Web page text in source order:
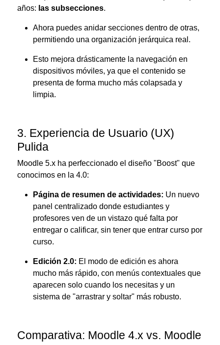
años: las subsecciones.
Ahora puedes anidar secciones dentro de otras,
permitiendo una organización jerárquica real.
Esto mejora drásticamente la navegación en
dispositivos móviles, ya que el contenido se
presenta de forma mucho más colapsada y
limpia.
3. Experiencia de Usuario (UX)
Pulida
Moodle 5.x ha perfeccionado el diseño "Boost" que
conocimos en la 4.0:
Página de resumen de actividades: Un nuevo
panel centralizado donde estudiantes y
profesores ven de un vistazo qué falta por
entregar o calificar, sin tener que entrar curso por
curso.
Edición 2.0: El modo de edición es ahora
mucho más rápido, con menús contextuales que
aparecen solo cuando los necesitas y un
sistema de "arrastrar y soltar" más robusto.
Comparativa: Moodle 4.x vs. Moodle